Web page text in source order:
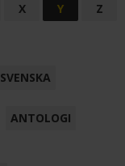
X Y
Z
SVENSKA
ANTOLOGI